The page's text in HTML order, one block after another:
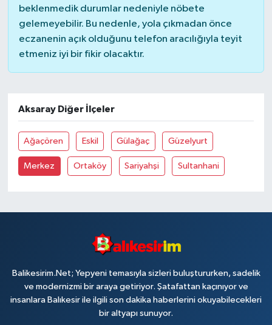
beklenmedik durumlar nedeniyle nöbete
gelemeyebilir. Bu nedenle, yola çıkmadan önce
eczanenin açık olduğunu telefon aracılığıyla teyit
etmeniz iyi bir fikir olacaktır.
Aksaray Diğer İlçeler
Ağaçören Eskil Gülağaç Güzelyurt
Merkez Ortaköy Sariyahşi Sultanhani
Balikesirim.Net; Yepyeni temasıyla sizleri buluştururken, sadelik
ve modernizmi bir araya getiriyor. Şatafattan kaçınıyor ve
insanlara Balıkesir ile ilgili son dakika haberlerini okuyabilecekleri
bir altyapı sunuyor.